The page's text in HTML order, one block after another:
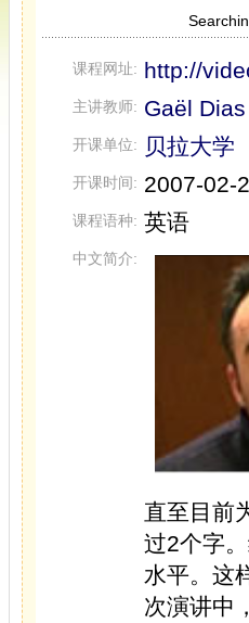
课程网址: http://
主讲教师: Gaël Dias
开课单位: 贝拉大学
开课时间: 2007-02-
课程语种: 英语
中文简介:
直至目前
过2个字
水平。这
次演讲中